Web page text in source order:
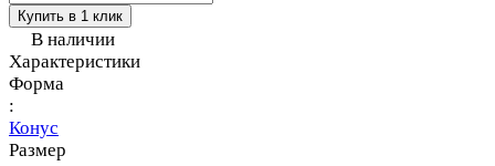
Купить в 1 клик
В наличии
Характеристики
Форма
:
Конус
Размер